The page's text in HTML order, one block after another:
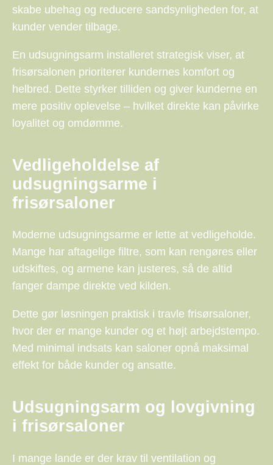
skabe ubehag og reducere sandsynligheden for, at
kunder vender tilbage.
En udsugningsarm installeret strategisk viser, at
frisørsalonen prioriterer kundernes komfort og
helbred. Dette styrker tilliden og giver kunderne en
mere positiv oplevelse – hvilket direkte kan påvirke
loyalitet og omdømme.
Vedligeholdelse af
udsugningsarme i
frisørsaloner
Moderne udsugningsarme er lette at vedligeholde.
Mange har aftagelige filtre, som kan rengøres eller
udskiftes, og armene kan justeres, så de altid
fanger dampe direkte ved kilden.
Dette gør løsningen praktisk i travle frisørsaloner,
hvor der er mange kunder og et højt arbejdstempo.
Med minimal indsats kan saloner opnå maksimal
effekt for både kunder og ansatte.
Udsugningsarm og lovgivning
i frisørsaloner
I mange lande er der krav til ventilation og